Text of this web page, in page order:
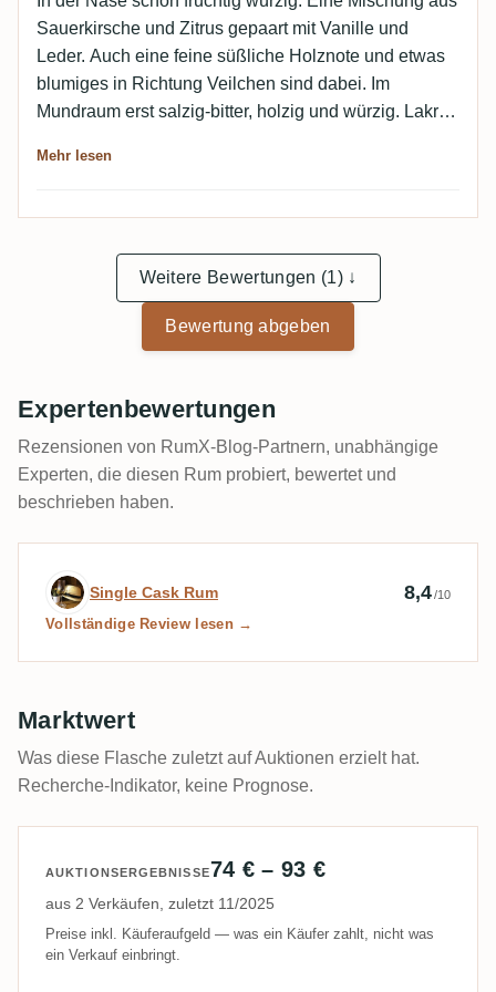
Sauerkirsche und Zitrus gepaart mit Vanille und
Leder. Auch eine feine süßliche Holznote und etwas
blumiges in Richtung Veilchen sind dabei. Im
Mundraum erst salzig-bitter, holzig und würzig. Lakritz
wie Grapefruitschale über. Im Abgang bleibt es bitter
Mehr lesen
Weitere Bewertungen (1) ↓
Bewertung abgeben
Expertenbewertungen
Rezensionen von RumX-Blog-Partnern, unabhängige
Experten, die diesen Rum probiert, bewertet und
beschrieben haben.
Expertenbewertung von Single Cask Rum
Single Cask Rum 8,4/10
Vollständige Review lesen →
Marktwert
Was diese Flasche zuletzt auf Auktionen erzielt hat.
Recherche-Indikator, keine Prognose.
AUKTIONSERGEBNISSE74 € – 93 €
aus 2 Verkäufen, zuletzt 11/2025
Preise inkl. Käuferaufgeld — was ein Käufer zahlt, nicht was
ein Verkauf einbringt.